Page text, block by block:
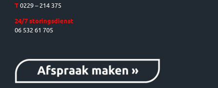
T0229 – 214 375
24/7 storingsdienst
06 532 61 705